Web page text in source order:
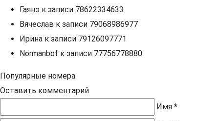
Гаянэ к записи 78622334633
Вячеслав к записи 79068986977
Ирина к записи 79126097771
Normanbof к записи 77756778880
Популярные номера
Оставить комментарий
Имя *